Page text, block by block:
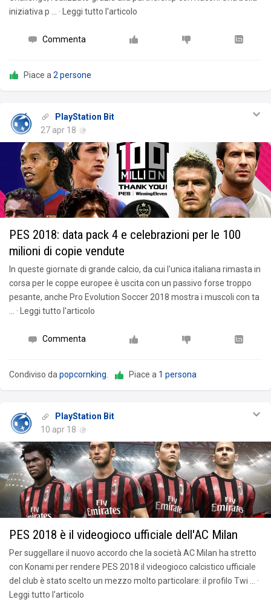
iniziativa p … · Leggi tutto l'articolo
Commenta
Piace a 2 persone
PlayStation Bit
27 apr 18
PES 2018: data pack 4 e celebrazioni per le 100
milioni di copie vendute
In queste giornate di grande calcio, da cui l'unica italiana rimasta in
corsa per le coppe europee è uscita con un passivo forse troppo
pesante, anche Pro Evolution Soccer 2018 mostra i muscoli con ta
… · Leggi tutto l'articolo
Commenta
Condiviso dapopcornking. Piace a 1 persona
PlayStation Bit
10 apr 18
PES 2018 è il videogioco ufficiale dell'AC Milan
Per suggellare il nuovo accordo che la società AC Milan ha stretto
con Konami per rendere PES 2018 il videogioco calcistico ufficiale
del club è stato scelto un mezzo molto particolare: il profilo Twi … ·
Leggi tutto l'articolo